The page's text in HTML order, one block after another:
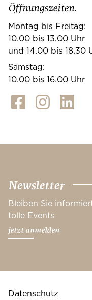
Öffnungszeiten.
Montag bis Freitag:
10.00 bis 13.00 Uhr
und 14.00 bis 18.30
Samstag:
10.00 bis 16.00 Uhr
Newsletter
Bleiben Sie
tolle Events
jetzt anmelden
Datenschutz